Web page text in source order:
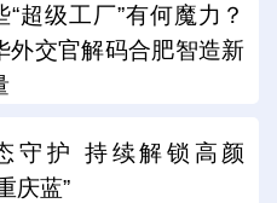
“超级工厂”有何魔力？
外交官解码合肥智造新
守护 持续解锁高颜
庆蓝”